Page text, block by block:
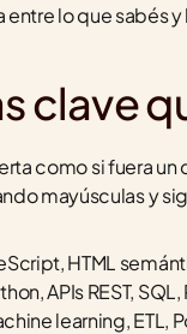
lo que sabés
clave
como si fuera
mayúsculas y
HTML
APIs REST,
learning, ETL,